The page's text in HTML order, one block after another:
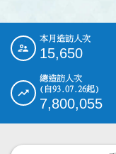
::: 本月造訪人次
15,650
總造訪人次
(自93.07.26起)
7,800,055